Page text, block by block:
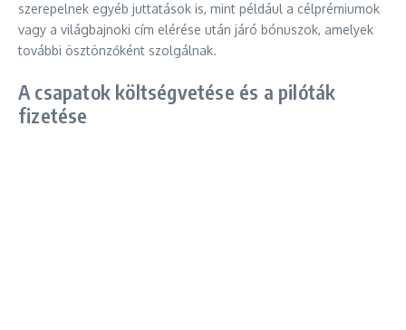
szerepelnek egyéb juttatások is, mint például a célprémiumok
vagy a világbajnoki cím elérése után járó bónuszok, amelyek
további ösztönzőként szolgálnak.
A csapatok költségvetése és a pilóták
fizetése